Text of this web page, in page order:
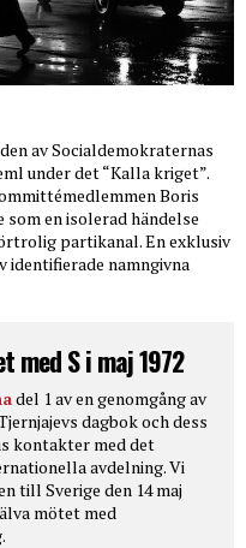
av Socialdemokraternas
under det “Kalla kriget”.
Boris
en isolerad händelse
partikanal. En exklusiv
namngivna
med S i maj 1972
del 1 av en genomgång av
dagbok och dess
kontakter med det
avdelning. Vi
till Sverige den 14 maj
mötet med